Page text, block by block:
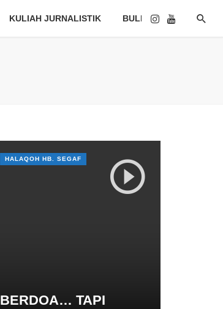
KULIAH JURNALISTIK BULETIN
BERDOA… TAPI
HALAQOH HB. SEGAF